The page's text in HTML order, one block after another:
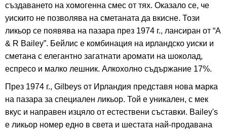
създаването на хомогенна смес от тях. Оказало се, че
уискито не позволява на сметаната да вкисне. Този
ликьор се появява на пазара през 1974 г., лансиран от “A
& R Bailey”. Бейлис е комбинация на ирландско уиски и
сметана с елегантно загатнати аромати на шоколад,
еспресо и малко лешник. Алкохолно съдържание 17%.
През 1974 г., Gilbeys от Ирландия представя нова марка
на пазара за специален ликьор. Той е уникален, с мек
вкус и направен изцяло от естествени съставки. Bailey's
е ликьор номер едно в света и шестата най-продавана